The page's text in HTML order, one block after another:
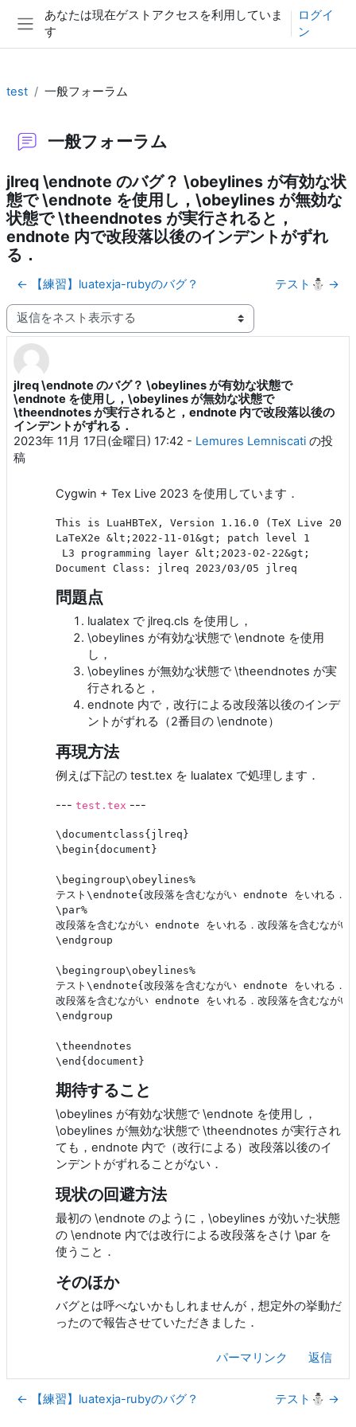
メインコンテンツへスキップする
サイドパネル
あなたは現在ゲストアクセスを利用していま
す
ログイ
ン
test 一般フォーラム
一般フォーラム
jlreq \endnote のバグ？ \obeylines が有効な状
態で \endnote を使用し，\obeylines が無効な
状態で \theendnotes が実行されると，
endnote 内で改段落以後のインデントがずれ
る．
← 【練習】luatexja-rubyのバグ？ テスト⛄ →
表示モード
jlreq \endnote のバグ？ \obeylines が有効な状態で
\endnote を使用し，\obeylines が無効な状態で
\theendnotes が実行されると，endnote 内で改段落以後の
インデントがずれる．
2023年 11月 17日(金曜日) 17:42 - Lemures Lemniscati の投
稿
返信数: 0
Cygwin + Tex Live 2023 を使用しています．
This is LuaHBTeX, Version 1.16.0 (TeX Live
LaTeX2e &lt;2022-11-01&gt; patch level 1
L3 programming layer &lt;2023-02-22&gt;
問題点
lualatex で jlreq.cls を使用し，
\obeylines が有効な状態で \endnote を使用
し，
\obeylines が無効な状態で \theendnotes が実
行されると，
endnote 内で，改行による改段落以後のインデ
ントがずれる（2番目の \endnote）
再現方法
例えば下記の test.tex を lualatex で処理します．
--- test.tex ---
\documentclass{jlreq}
\begin{document}
\begingroup\obeylines%
テスト\endnote{改段落を含むながい endnote をいれる．
\par%
改段落を含むながい endnote をいれる．改段落を含むなが
\endgroup
\begingroup\obeylines%
テスト\endnote{改段落を含むながい endnote をいれる．
改段落を含むながい endnote をいれる．改段落を含むなが
\endgroup
\theendnotes
期待すること
\obeylines が有効な状態で \endnote を使用し，
\obeylines が無効な状態で \theendnotes が実行され
ても，endnote 内で（改行による）改段落以後のイ
ンデントがずれることがない．
現状の回避方法
最初の \endnote のように，\obeylines が効いた状態
の \endnote 内では改行による改段落をさけ \par を
使うこと．
そのほか
バグとは呼べないかもしれませんが，想定外の挙動だ
ったので報告させていただきました．
パーマリンク 返信
← 【練習】luatexja-rubyのバグ？ テスト⛄ →